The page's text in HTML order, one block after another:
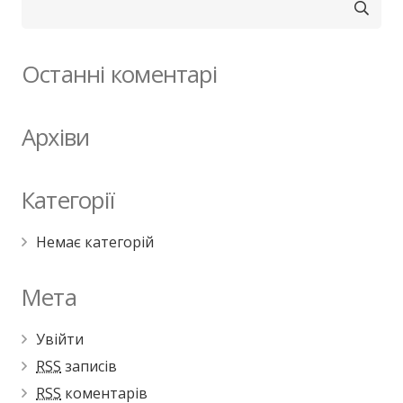
Останні коментарі
Архіви
Категорії
Немає категорій
Мета
Увійти
RSS записів
RSS коментарів